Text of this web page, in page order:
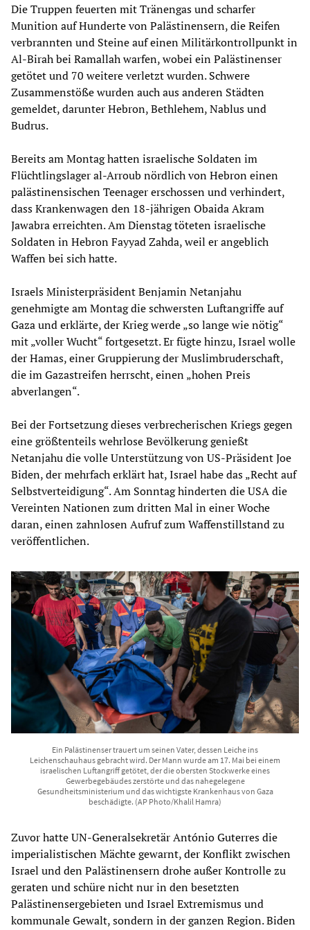
Die Truppen feuerten mit Tränengas und scharfer
Munition auf Hunderte von Palästinensern, die Reifen
verbrannten und Steine auf einen Militärkontrollpunkt in
Al-Birah bei Ramallah warfen, wobei ein Palästinenser
getötet und 70 weitere verletzt wurden. Schwere
Zusammenstöße wurden auch aus anderen Städten
gemeldet, darunter Hebron, Bethlehem, Nablus und
Budrus.
Bereits am Montag hatten israelische Soldaten im
Flüchtlingslager al-Arroub nördlich von Hebron einen
palästinensischen Teenager erschossen und verhindert,
dass Krankenwagen den 18-jährigen Obaida Akram
Jawabra erreichten. Am Dienstag töteten israelische
Soldaten in Hebron Fayyad Zahda, weil er angeblich
Waffen bei sich hatte.
Israels Ministerpräsident Benjamin Netanjahu
genehmigte am Montag die schwersten Luftangriffe auf
Gaza und erklärte, der Krieg werde „so lange wie nötig“
mit „voller Wucht“ fortgesetzt. Er fügte hinzu, Israel wolle
der Hamas, einer Gruppierung der Muslimbruderschaft,
die im Gazastreifen herrscht, einen „hohen Preis
abverlangen“.
Bei der Fortsetzung dieses verbrecherischen Kriegs gegen
eine größtenteils wehrlose Bevölkerung genießt
Netanjahu die volle Unterstützung von US-Präsident Joe
Biden, der mehrfach erklärt hat, Israel habe das „Recht auf
Selbstverteidigung“. Am Sonntag hinderten die USA die
Vereinten Nationen zum dritten Mal in einer Woche
daran, einen zahnlosen Aufruf zum Waffenstillstand zu
veröffentlichen.
Ein Palästinenser trauert um seinen Vater, dessen Leiche ins
Leichenschauhaus gebracht wird. Der Mann wurde am 17. Mai bei einem
israelischen Luftangriff getötet, der die obersten Stockwerke eines
Gewerbegebäudes zerstörte und das nahegelegene
Gesundheitsministerium und das wichtigste Krankenhaus von Gaza
beschädigte. (AP Photo/Khalil Hamra)
Zuvor hatte UN-Generalsekretär António Guterres die
imperialistischen Mächte gewarnt, der Konflikt zwischen
Israel und den Palästinensern drohe außer Kontrolle zu
geraten und schüre nicht nur in den besetzten
Palästinensergebieten und Israel Extremismus und
kommunale Gewalt, sondern in der ganzen Region. Biden